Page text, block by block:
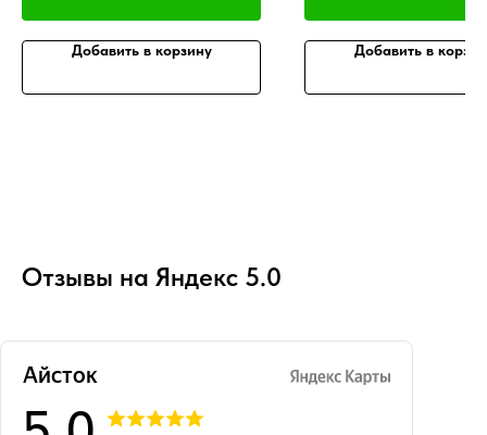
Добавить в корзину Добавить в
Отзывы на Яндекс 5.0